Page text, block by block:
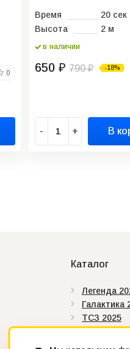
0
Время
20 сек
Высота
2 м
в наличии
650₽ 790₽ -18%
- + В
Каталог
Легенда
Галактика
ТСЗ 2025
Штрих-